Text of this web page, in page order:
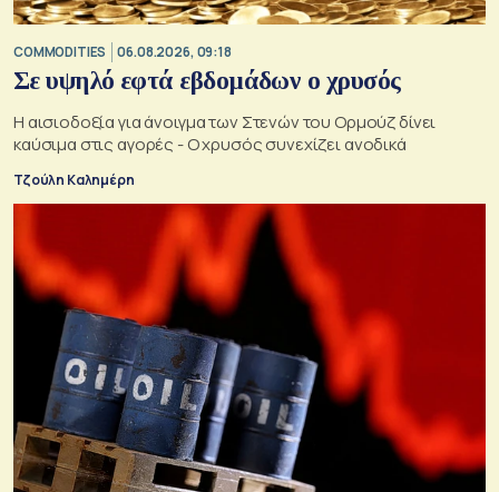
COMMODITIES 06.08.2026, 09:18
Σε υψηλό εφτά εβδομάδων ο χρυσός
Η αισιοδοξία για άνοιγμα των Στενών του Ορμούζ δίνει
καύσιμα στις αγορές - Ο χρυσός συνεχίζει ανοδικά
Τζούλη Καλημέρη